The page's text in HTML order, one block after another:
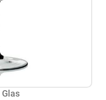
Glas